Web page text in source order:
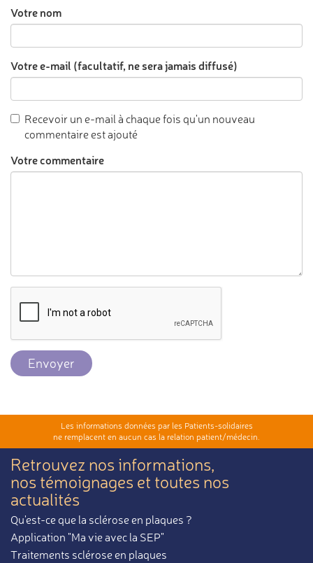
Votre nom
Votre e-mail (facultatif, ne sera jamais diffusé)
Recevoir un e-mail à chaque fois qu'un nouveau
commentaire est ajouté
Votre commentaire
Envoyer
Les informations données par les Patients-solidaires
ne remplacent en aucun cas la relation patient/médecin.
Retrouvez nos informations,
nos témoignages et toutes nos
actualités
Qu'est-ce que la sclérose en plaques ?
Application "Ma vie avec la SEP"
Traitements sclérose en plaques